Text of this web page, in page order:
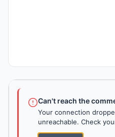
Can't reach the
Your connection
unreachable. Check